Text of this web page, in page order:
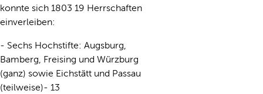
konnte sich 1803 19 Herrschaften
einverleiben:
- Sechs Hochstifte: Augsburg,
Bamberg, Freising und Würzburg
(ganz) sowie Eichstätt und Passau
(teilweise)- 13